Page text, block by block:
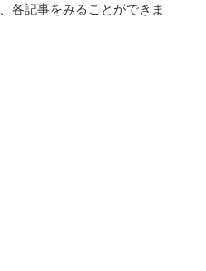
各記事をみることができま